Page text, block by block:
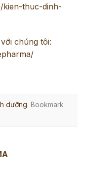
kien-thuc-dinh-
chúng tôi:
dưỡng. Bookmark